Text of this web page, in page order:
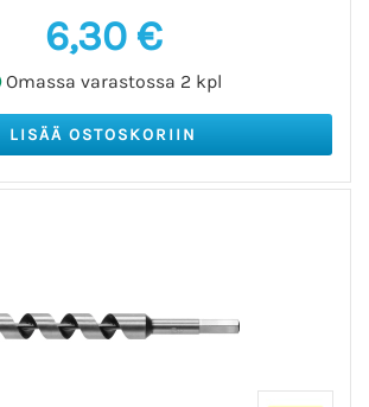
6,30 €
Omassa varastossa 2 kpl